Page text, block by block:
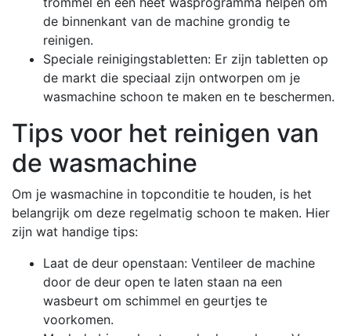
de binnenkant van de machine grondig te
reinigen.
Speciale reinigingstabletten: Er zijn tabletten op
de markt die speciaal zijn ontworpen om je
wasmachine schoon te maken en te beschermen.
Tips voor het reinigen van
de wasmachine
Om je wasmachine in topconditie te houden, is het
belangrijk om deze regelmatig schoon te maken. Hier
zijn wat handige tips:
Laat de deur openstaan: Ventileer de machine
door de deur open te laten staan na een
wasbeurt om schimmel en geurtjes te
voorkomen.